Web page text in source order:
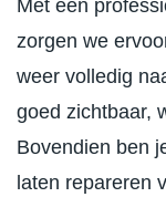
Met een
zorgen we
weer volledig
goed zichtbaar,
Bovendien ben
laten repareren